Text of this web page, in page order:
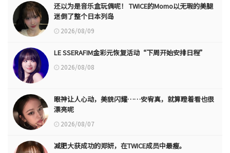
还以为是音乐盒玩偶呢！ TWICE的Momo以无瑕的美腿
迷倒了整个日本列岛
2026/08/09
LE SSERAFIM金彩元恢复活动“下周开始安排日程”
2026/08/08
眼神让人心动，美貌闪耀……安宥真，就算瞪着看也很
漂亮呢
2026/08/07
减肥大获成功的郑妍，在TWICE成员中最瘦。